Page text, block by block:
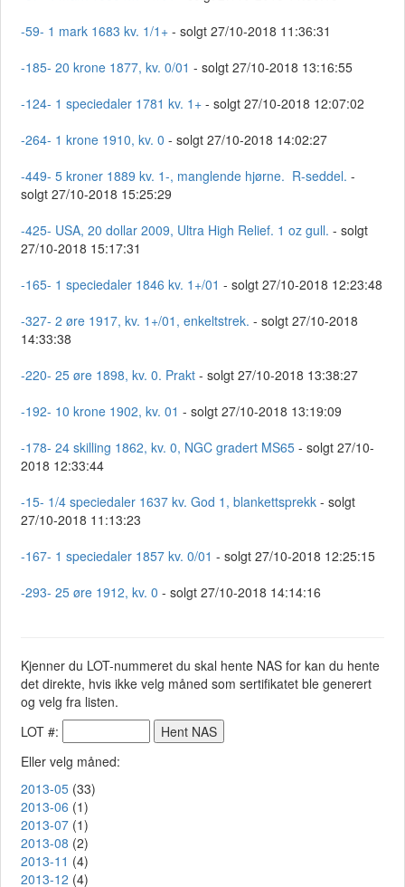
-59- 1 mark 1683 kv. 1/1+ - solgt 27/10-2018 11:36:31
-185- 20 krone 1877, kv. 0/01 - solgt 27/10-2018 13:16:55
-124- 1 speciedaler 1781 kv. 1+ - solgt 27/10-2018 12:07:02
-264- 1 krone 1910, kv. 0 - solgt 27/10-2018 14:02:27
-449- 5 kroner 1889 kv. 1-, manglende hjørne. R-seddel. -
solgt 27/10-2018 15:25:29
-425- USA, 20 dollar 2009, Ultra High Relief. 1 oz gull. - solgt
27/10-2018 15:17:31
-165- 1 speciedaler 1846 kv. 1+/01 - solgt 27/10-2018 12:23:48
-327- 2 øre 1917, kv. 1+/01, enkeltstrek. - solgt 27/10-2018
14:33:38
-220- 25 øre 1898, kv. 0. Prakt - solgt 27/10-2018 13:38:27
-192- 10 krone 1902, kv. 01 - solgt 27/10-2018 13:19:09
-178- 24 skilling 1862, kv. 0, NGC gradert MS65 - solgt 27/10-
2018 12:33:44
-15- 1/4 speciedaler 1637 kv. God 1, blankettsprekk - solgt
27/10-2018 11:13:23
-167- 1 speciedaler 1857 kv. 0/01 - solgt 27/10-2018 12:25:15
-293- 25 øre 1912, kv. 0 - solgt 27/10-2018 14:14:16
Kjenner du LOT-nummeret du skal hente NAS for kan du hente
det direkte, hvis ikke velg måned som sertifikatet ble generert
og velg fra listen.
LOT #:
Eller velg måned:
2013-05 (33)
2013-06 (1)
2013-07 (1)
2013-08 (2)
2013-11 (4)
2013-12 (4)